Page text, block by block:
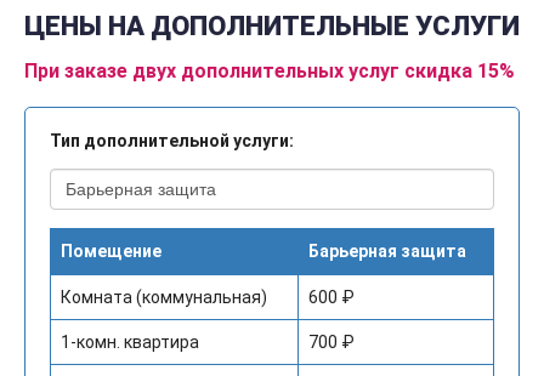
ЦЕНЫ НА ДОПОЛНИТЕЛЬНЫЕ УСЛУГИ
При заказе двух дополнительных услуг скидка 15%
Тип дополнительной услуги:
Помещение Барьерная защита
Комната (коммунальная) 600 ₽
1-комн. квартира 700 ₽